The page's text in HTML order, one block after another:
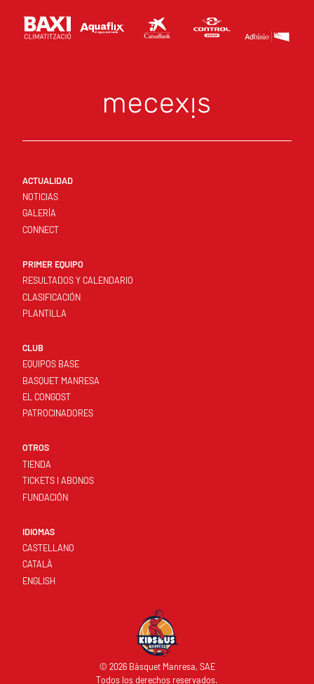
ACTUALIDAD
NOTICIAS
GALERÍA
CONNECT
PRIMER EQUIPO
RESULTADOS Y CALENDARIO
CLASIFICACIÓN
PLANTILLA
CLUB
EQUIPOS BASE
BASQUET MANRESA
EL CONGOST
PATROCINADORES
OTROS
TIENDA
TICKETS I ABONOS
FUNDACIÓN
IDIOMAS
CASTELLANO
CATALÀ
ENGLISH
© 2026 Bàsquet Manresa, SAE
Todos los derechos reservados.